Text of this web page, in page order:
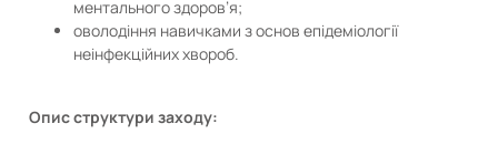
ментального здоров’я;
оволодіння навичками з основ епідеміології
неінфекційних хвороб.
Опис структури заходу: